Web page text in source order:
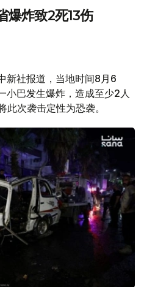
爆炸致2死13伤
新社报道，当地时间8月6
小巴发生爆炸，造成至少2人
次袭击定性为恐袭。